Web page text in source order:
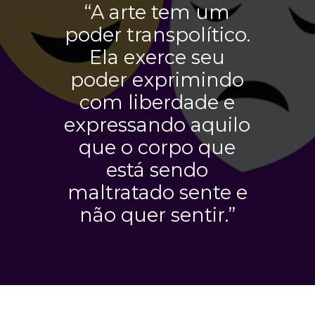
“A arte tem um
poder transpolítico.
Ela exerce seu
poder exprimindo
com liberdade e
expressando aquilo
que o corpo que
está sendo
maltratado sente e
não quer sentir.”